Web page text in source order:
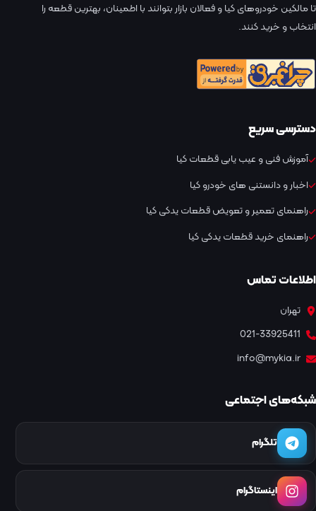
تا مالکین خودروهای کیا و فعالان بازار بتوانند با اطمینان، بهترین قطعه را
انتخاب و خرید کنند.
دسترسی سریع
آموزش فنی و عیب یابی قطعات کیا
اخبار و دانستنی های خودرو کیا
راهنمای تعمیر و تعویض قطعات یدکی کیا
راهنمای خرید قطعات یدکی کیا
اطلاعات تماس
تهران
021-33925411
info@mykia.ir
شبکه‌های اجتماعی
تلگرام
اینستاگرام